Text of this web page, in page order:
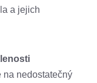
a jejich
na nedostatečný